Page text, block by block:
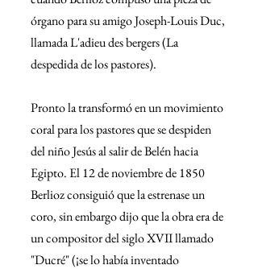
órgano para su amigo Joseph-Louis Duc,
llamada L'adieu des bergers (La
despedida de los pastores).
Pronto la transformó en un movimiento
coral para los pastores que se despiden
del niño Jesús al salir de Belén hacia
Egipto. El 12 de noviembre de 1850
Berlioz consiguió que la estrenase un
coro, sin embargo dijo que la obra era de
un compositor del siglo XVII llamado
"Ducré" (¡se lo había inventado